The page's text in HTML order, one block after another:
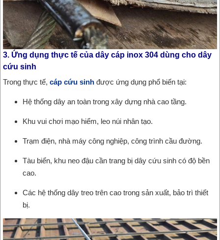
3. Ứng dụng thực tế của dây cáp inox 304 dùng cho dây
cứu sinh
Trong thực tế, cáp cứu sinh được ứng dụng phổ biến tại:
Hệ thống dây an toàn trong xây dựng nhà cao tầng.
Khu vui chơi mạo hiểm, leo núi nhân tạo.
Trạm điện, nhà máy công nghiệp, công trình cầu đường.
Tàu biển, khu neo đậu cần trang bị dây cứu sinh có độ bền
cao.
Các hệ thống dây treo trên cao trong sản xuất, bảo trì thiết
bị.